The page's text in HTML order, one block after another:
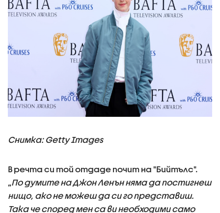
Снимка: Getty Images
В речта си той отдаде почит на "Бийтълс".
„По думите на Джон Ленън няма да постигнеш
нищо, ако не можеш да си го представиш.
Така че според мен са ви необходими само